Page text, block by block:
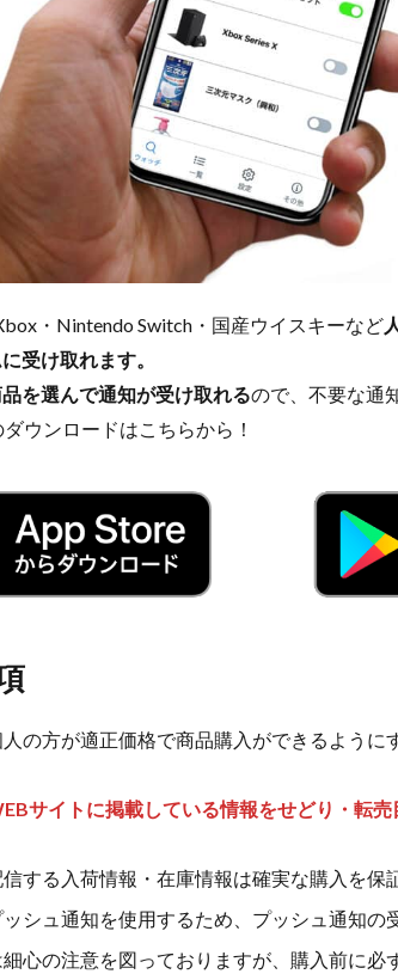
・Nintendo Switch・国産ウイスキーなど
受け取れます。
を選んで通知が受け取れるので、不要な通
ダウンロードはこちらから！
の方が適正価格で商品購入ができるように
サイトに掲載している情報をせどり・転
する入荷情報・在庫情報は確実な購入を保
シュ通知を使用するため、プッシュ通知の
心の注意を図っておりますが、購入前に必